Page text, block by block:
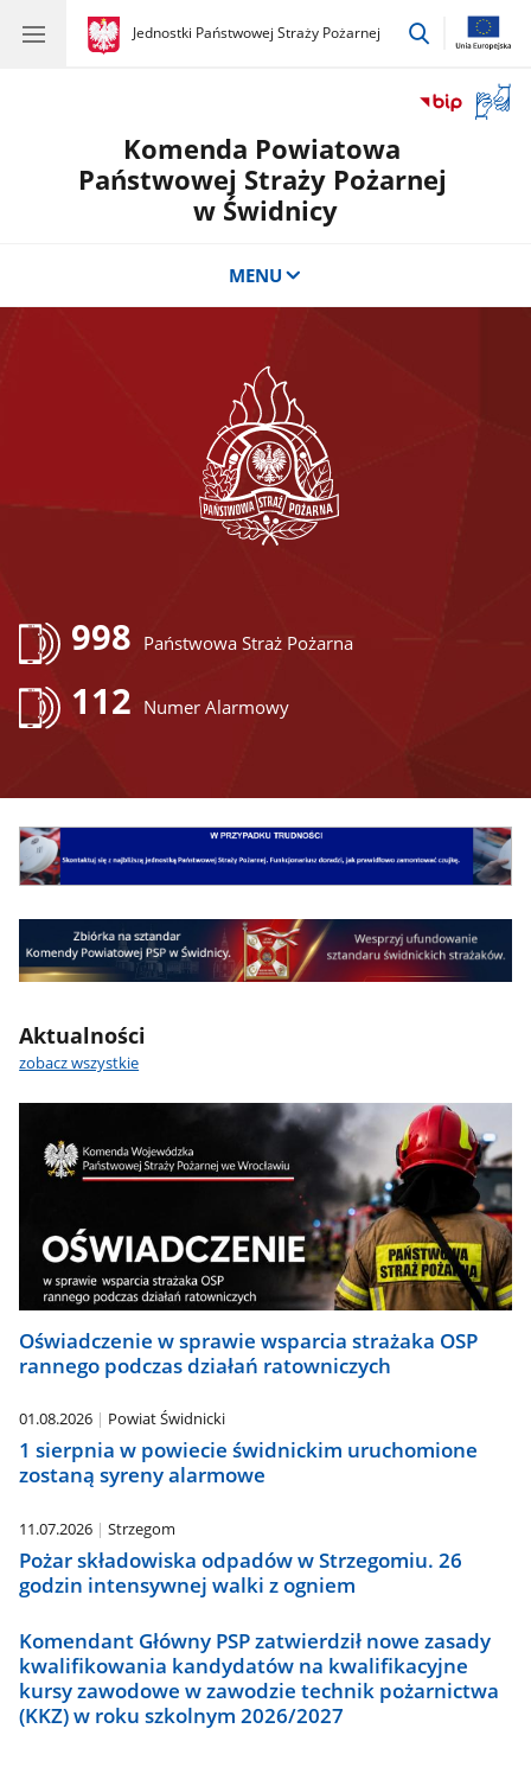
gov.pl
Jednostki Państwowej Straży Pożarnej
gov.pl
Jednostki
przejdź
okno
Komenda Powiatowa
Państwowej Straży Pożarnej
w Świdnicy
MENU
998 Państwowa Straż Pożarna
112 Numer Alarmowy
Aktualności
zobacz wszystkie
Oświadczenie w sprawie wsparcia strażaka OSP
rannego podczas działań ratowniczych
01.08.2026 Powiat Świdnicki
1 sierpnia w powiecie świdnickim uruchomione
zostaną syreny alarmowe
11.07.2026 Strzegom
Pożar składowiska odpadów w Strzegomiu. 26
godzin intensywnej walki z ogniem
Komendant Główny PSP zatwierdził nowe zasady
kwalifikowania kandydatów na kwalifikacyjne
kursy zawodowe w zawodzie technik pożarnictwa
(KKZ) w roku szkolnym 2026/2027